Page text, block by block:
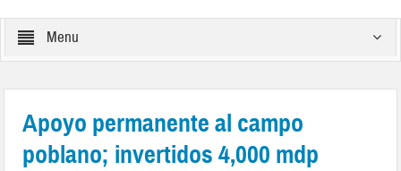
Menu
Apoyo permanente al campo
poblano; invertidos 4,000 mdp